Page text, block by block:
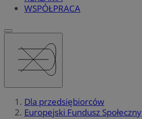
WSPÓŁPRACA
Dla przedsiębiorców
Europejski Fundusz Społeczny